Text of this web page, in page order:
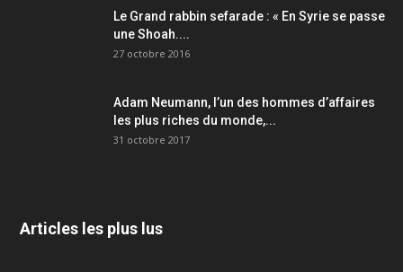
Le Grand rabbin sefarade : « En Syrie se passe
une Shoah....
27 octobre 2016
Adam Neumann, l’un des hommes d’affaires
les plus riches du monde,...
31 octobre 2017
Articles les plus lus